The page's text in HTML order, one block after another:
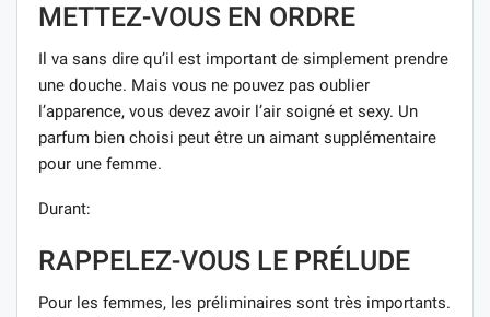
METTEZ-VOUS EN ORDRE
Il va sans dire qu’il est important de simplement prendre
une douche. Mais vous ne pouvez pas oublier
l’apparence, vous devez avoir l’air soigné et sexy. Un
parfum bien choisi peut être un aimant supplémentaire
pour une femme.
Durant:
RAPPELEZ-VOUS LE PRÉLUDE
Pour les femmes, les préliminaires sont très importants.